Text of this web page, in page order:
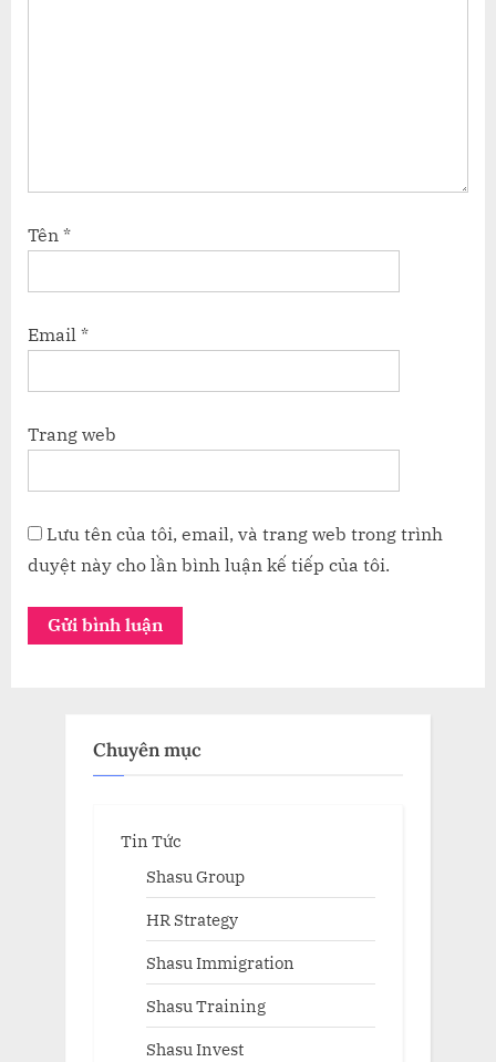
Tên *
Email *
Trang web
Lưu tên của tôi, email, và trang web trong trình
duyệt này cho lần bình luận kế tiếp của tôi.
Chuyên mục
Tin Tức
Shasu Group
HR Strategy
Shasu Immigration
Shasu Training
Shasu Invest